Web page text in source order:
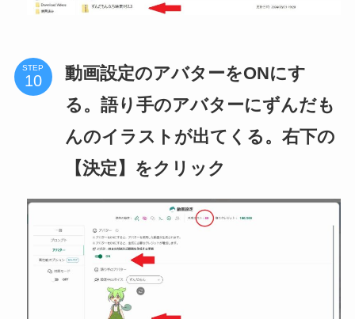
STEP
動画設定のアバターをONにす
る。語り手のアバターにずんだも
んのイラストが出てくる。右下の
【決定】をクリック